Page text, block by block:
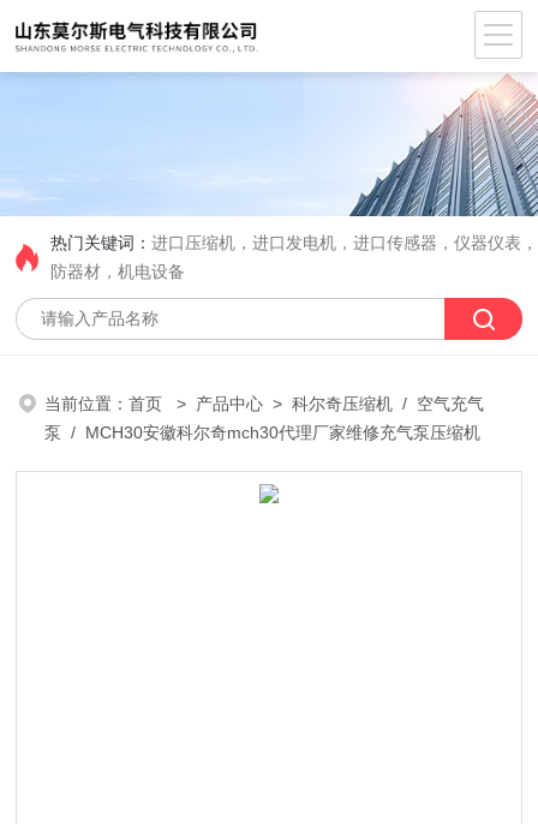
热门关键词：进口压缩机，进口发电机，进口传感器，仪器仪表
防器材，机电设备
当前位置：首页 > 产品中心 >科尔奇压缩机 / 空气充气
泵 / MCH30安徽科尔奇mch30代理厂家维修充气泵压缩机